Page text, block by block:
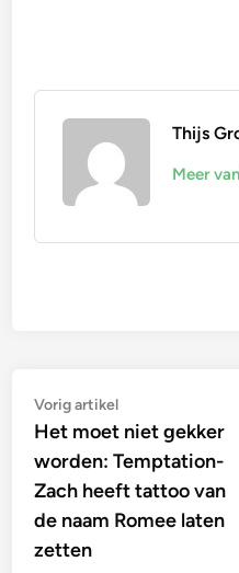
Thijs
Meer
Bericht
navigatie
Vorig artikelVorig
artikel:
Het moet niet gekker
worden: Temptation-
Zach heeft tattoo van
de naam Romee laten
zetten